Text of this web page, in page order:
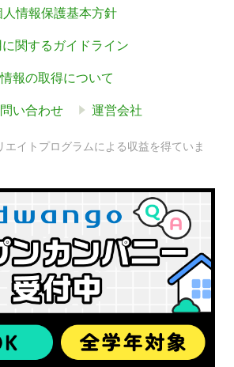
人情報保護基本方針
関するガイドライン
報の取得について
い合わせ 運営会社
エイトプログラムによる収益を得ていま